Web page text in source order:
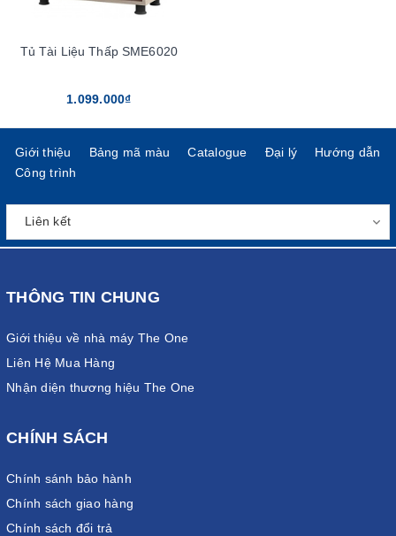
Tủ Tài Liệu Thấp SME6020
1.099.000₫
Giới thiệu Bảng mã màu Catalogue Đại lý
Hướng dẫn
Công trình
THÔNG TIN CHUNG
Giới thiệu về nhà máy The One
Liên Hệ Mua Hàng
Nhận diện thương hiệu The One
CHÍNH SÁCH
Chính sánh bảo hành
Chính sách giao hàng
Chính sách đổi trả